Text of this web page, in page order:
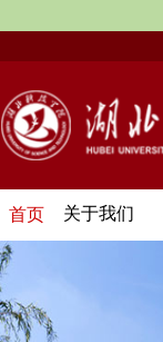
首页 关于我们